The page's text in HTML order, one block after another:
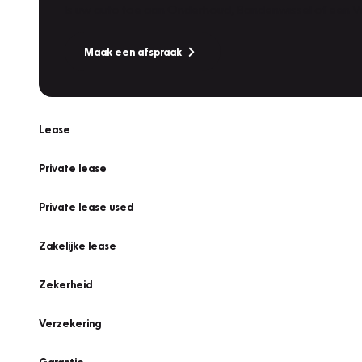
Maak een afspraak
Lease
Private lease
Private lease used
Zakelijke lease
Zekerheid
Verzekering